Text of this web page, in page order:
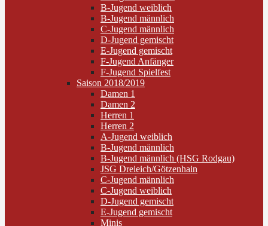
B-Jugend weiblich
B-Jugend männlich
C-Jugend männlich
D-Jugend gemischt
E-Jugend gemischt
F-Jugend Anfänger
F-Jugend Spielfest
Saison 2018/2019
Damen 1
Damen 2
Herren 1
Herren 2
A-Jugend weiblich
B-Jugend männlich
B-Jugend männlich (HSG Rodgau)
JSG Dreieich/Götzenhain
C-Jugend männlich
C-Jugend weiblich
D-Jugend gemischt
E-Jugend gemischt
Minis